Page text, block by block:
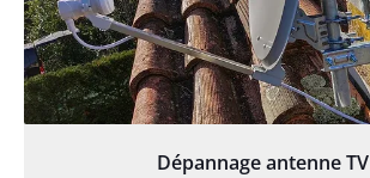
Dépannage antenne TV